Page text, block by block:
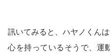
訊いてみると、ハヤノくん
心を持っているそうで、運